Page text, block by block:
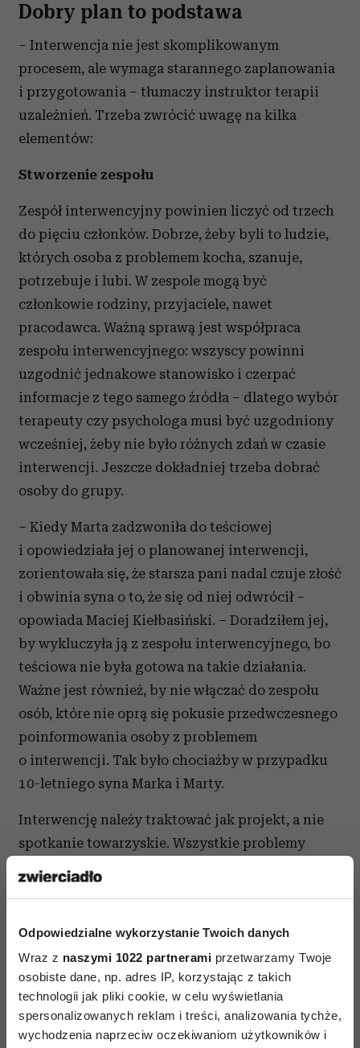
Odpowiedzialne wykorzystanie Twoich danych
Wraz z naszymi 1022 partnerami przetwarzamy Twoje
osobiste dane, np. adres IP, korzystając z takich
technologii jak pliki cookie, w celu wyświetlania
spersonalizowanych reklam i treści, analizowania tychże,
wychodzenia naprzeciw oczekiwaniom użytkowników i
Dobry plan to podstawa
– Interwencja nie jest skomplikowanym
procesem, ale wymaga starannego zaplanowania
i przygotowania – tłumaczy instruktor terapii
uzależnień. Trzeba zwrócić uwagę na kilka
elementów:
Stworzenie zespołu
Zespół interwencyjny powinien liczyć od trzech
do pięciu członków. Dobrze, żeby byli to ludzie,
których osoba z problemem kocha, szanuje,
potrzebuje i lubi. W zespole mogą być
członkowie rodziny, przyjaciele, nawet
pracodawca. Ważną sprawą jest współpraca
zespołu interwencyjnego: wszyscy powinni
uzgodnić jednakowe stanowisko i czerpać
informacje z tego samego źródła – dlatego wybór
terapeuty czy psychologa musi być uzgodniony
wcześniej, żeby nie było różnych zdań w czasie
interwencji. Jeszcze dokładniej trzeba dobrać
osoby do grupy.
– Kiedy Marta zadzwoniła do teściowej
i opowiedziała jej o planowanej interwencji,
zorientowała się, że starsza pani nadal czuje złość
i obwinia syna o to, że się od niej odwrócił –
opowiada Maciej Kiełbasiński. – Doradziłem jej,
by wykluczyła ją z zespołu interwencyjnego, bo
teściowa nie była gotowa na takie działania.
Ważne jest również, by nie włączać do zespołu
osób, które nie oprą się pokusie przedwczesnego
poinformowania osoby z problemem
o interwencji. Tak było chociażby w przypadku
10-letniego syna Marka i Marty.
Interwencję należy traktować jak projekt, a nie
spotkanie towarzyskie. Wszystkie problemy
warto zapisywać, tak jak przy organizacji ślubu.
Wybór miejsca
Najlepszy będzie teren neutralny – osoba
z problemem będzie czuła się mniej pewnie
i trudniej jej będzie odmówić przyjęcia pomocy.